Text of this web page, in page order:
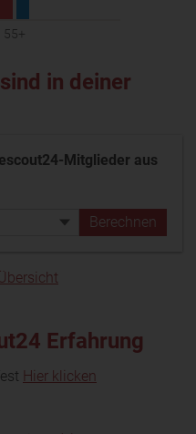
55+
in deiner
Mitglieder aus
Erfahrung
Hier klicken